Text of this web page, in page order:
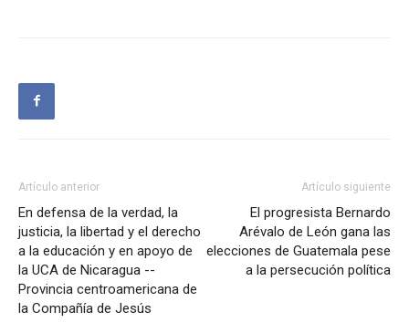
Artículo anterior
En defensa de la verdad, la
justicia, la libertad y el derecho
a la educación y en apoyo de
la UCA de Nicaragua --
Provincia centroamericana de
la Compañía de Jesús
Artículo siguiente
El progresista Bernardo
Arévalo de León gana las
elecciones de Guatemala pese
a la persecución política